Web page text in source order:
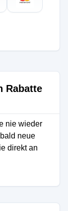
Rabatte
nie wieder
neue
direkt an